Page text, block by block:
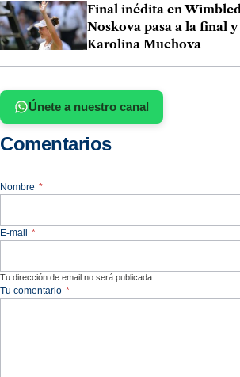
Final inédita en
Noskova pasa a la final
Karolina Muchova
Únete a nuestro canal
Comentarios
Nombre *
E-mail *
Tu dirección de email no será publicada.
Tu comentario *